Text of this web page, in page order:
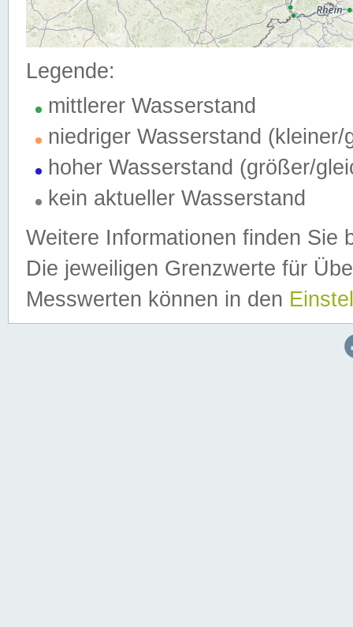
Legende:
mittlerer Wasserstand
niedriger Wasserstand (kleiner/
hoher Wasserstand (größer/
kein aktueller Wasserstand
Weitere Informationen finden Sie
Die jeweiligen Grenzwerte für
Messwerten können in den